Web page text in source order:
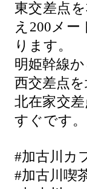
東交差点
え200メ
ります。
明姫幹線
西交差点を
北在家交
すぐです。
#加古川カ
#加古川喫